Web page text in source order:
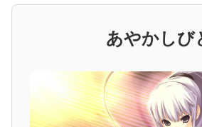
あやかしび